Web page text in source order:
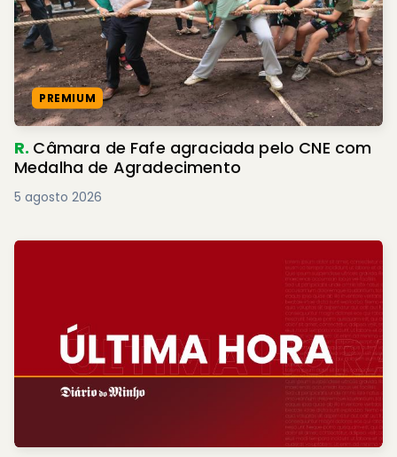
PREMIUM
R. Câmara de Fafe agraciada pelo CNE com
Medalha de Agradecimento
5 agosto 2026